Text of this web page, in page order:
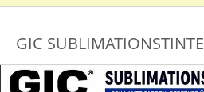
GIC SUBLIMATIONSTINTE